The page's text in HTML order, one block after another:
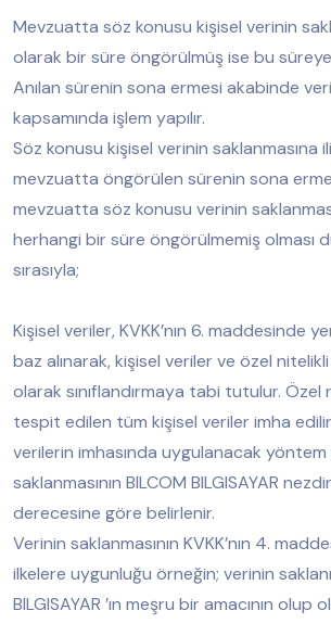
Mevzuatta söz konusu kişisel verinin
olarak bir süre öngörülmüş ise bu
Anılan sürenin sona ermesi akabinde
kapsamında işlem yapılır.
Söz konusu kişisel verinin saklanmasına
mevzuatta öngörülen sürenin sona
mevzuatta söz konusu verinin
herhangi bir süre öngörülmemiş olması
sırasıyla;
Kişisel veriler, KVKK’nın 6. maddesinde
baz alınarak, kişisel veriler ve özel
olarak sınıflandırmaya tabi tutulur.
tespit edilen tüm kişisel veriler imha
verilerin imhasında uygulanacak
saklanmasının BILCOM BILGISAYAR
derecesine göre belirlenir.
Verinin saklanmasının KVKK’nın 4.
ilkelere uygunluğu örneğin; verinin
BILGISAYAR ’ın meşru bir amacının olup